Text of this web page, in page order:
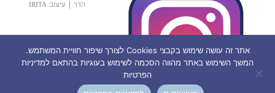
הדר
עיצוב: IRITA
אתר זה עושה שימוש בקבצי Cookies לצורך שיפור חוויית המשתמש.
המשך השימוש באתר מהווה הסכמה לשימוש בעוגיות בהתאם למדיניות
הפרטיות